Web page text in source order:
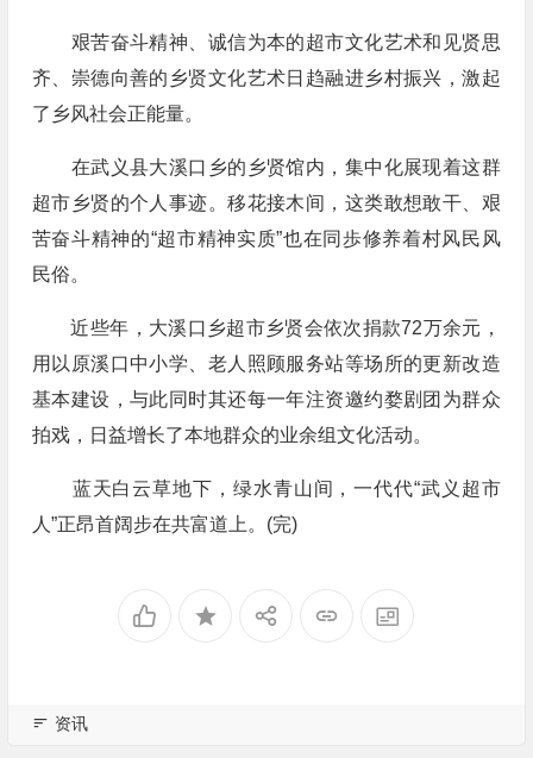
艰苦奋斗精神、诚信为本的超市文化艺术和见贤思
齐、崇德向善的乡贤文化艺术日趋融进乡村振兴，激起
了乡风社会正能量。
在武义县大溪口乡的乡贤馆内，集中化展现着这群
超市乡贤的个人事迹。移花接木间，这类敢想敢干、艰
苦奋斗精神的“超市精神实质”也在同歩修养着村风民风
民俗。
近些年，大溪口乡超市乡贤会依次捐款72万余元，
用以原溪口中小学、老人照顾服务站等场所的更新改造
基本建设，与此同时其还每一年注资邀约婺剧团为群众
拍戏，日益增长了本地群众的业余组文化活动。
蓝天白云草地下，绿水青山间，一代代“武义超市
人”正昂首阔步在共富道上。(完)
资讯